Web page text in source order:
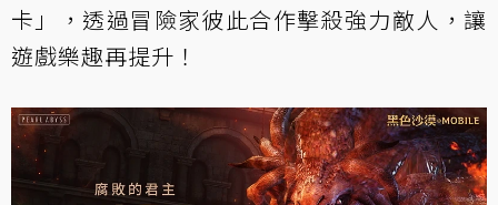
卡」，透過冒險家彼此合作擊殺強力敵人，讓
遊戲樂趣再提升！